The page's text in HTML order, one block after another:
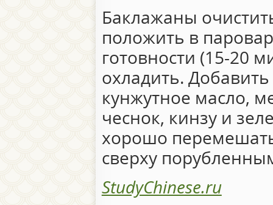
Баклажаны
положить в
готовности (15-20
охладить.
кунжутное масло,
чеснок, кинзу и
хорошо
сверху
StudyChinese.ru